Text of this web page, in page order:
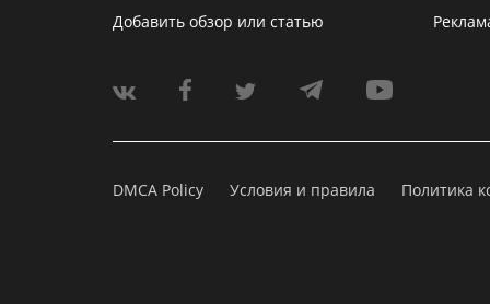
Добавить обзор или статью
DMCA Policy Условия и правила Политика